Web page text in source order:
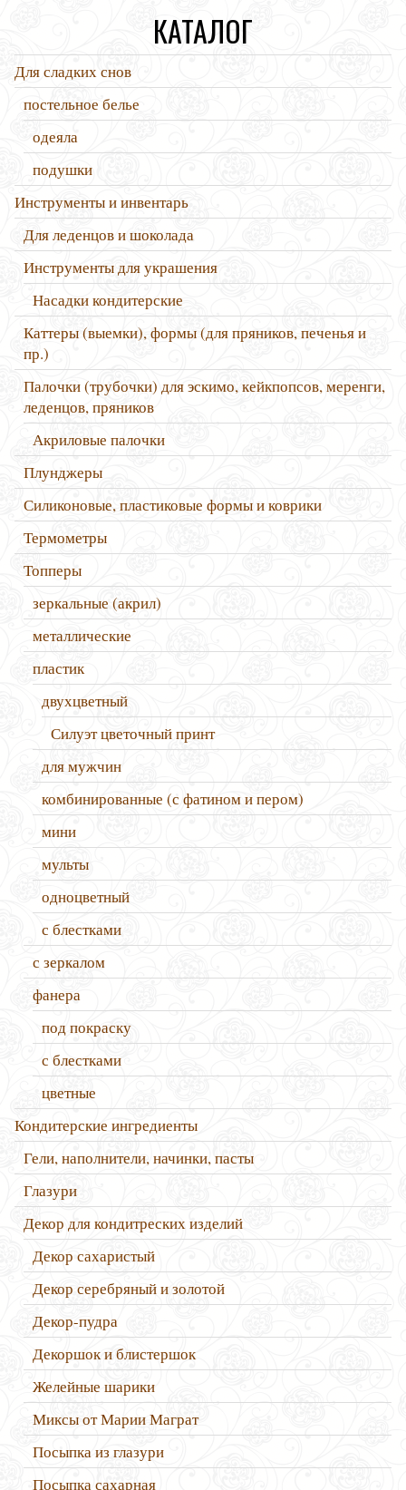
КАТАЛОГ
Для сладких снов
постельное белье
одеяла
подушки
Инструменты и инвентарь
Для леденцов и шоколада
Инструменты для украшения
Насадки кондитерские
Каттеры (выемки), формы (для пряников, печенья и
пр.)
Палочки (трубочки) для эскимо, кейкпопсов, меренги,
леденцов, пряников
Акриловые палочки
Плунджеры
Силиконовые, пластиковые формы и коврики
Термометры
Топперы
зеркальные (акрил)
металлические
пластик
двухцветный
Силуэт цветочный принт
для мужчин
комбинированные (с фатином и пером)
мини
мульты
одноцветный
с блестками
с зеркалом
фанера
под покраску
с блестками
цветные
Кондитерские ингредиенты
Гели, наполнители, начинки, пасты
Глазури
Декор для кондитреских изделий
Декор сахаристый
Декор серебряный и золотой
Декор-пудра
Декоршок и блистершок
Желейные шарики
Миксы от Марии Маграт
Посыпка из глазури
Посыпка сахарная